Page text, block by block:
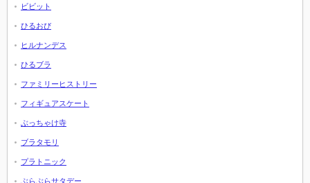
ビビット
ひるおび
ヒルナンデス
ひるブラ
ファミリーヒストリー
フィギュアスケート
ぶっちゃけ寺
ブラタモリ
プラトニック
ぶらぶらサタデー